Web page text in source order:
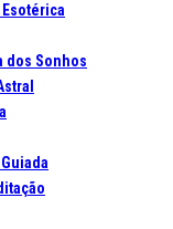
dos Sonhos